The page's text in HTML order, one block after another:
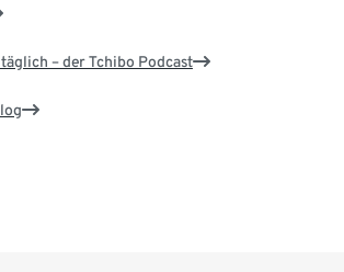
täglich – der Tchibo Podcast